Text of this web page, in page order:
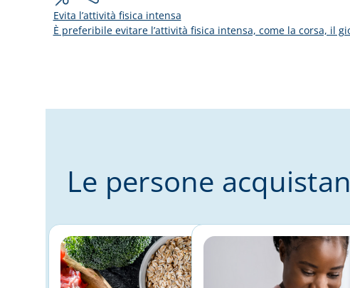
Evita l’attività fisica intensa
È preferibile evitare l’attività fisica intensa, come la corsa, il
Le persone